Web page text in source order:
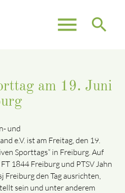
menu search
am 19. Juni
und
e.V. ist am Freitag, den 19.
Sporttags“ in Freiburg. Auf
1844 Freiburg und PTSV Jahn
Freiburg den Tag ausrichten,
sein und unter anderem